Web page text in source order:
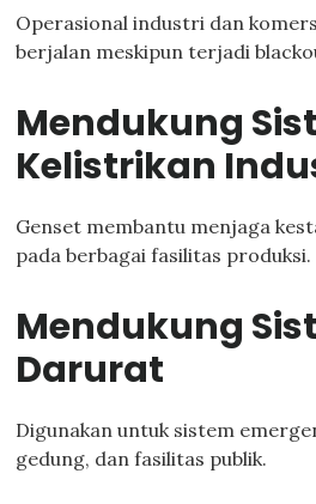
Operasional industri dan
berjalan meskipun terjadi
Mendukung
Kelistrikan
Genset membantu menjaga
pada berbagai fasilitas produksi.
Mendukung
Darurat
Digunakan untuk sistem
gedung, dan fasilitas publik.